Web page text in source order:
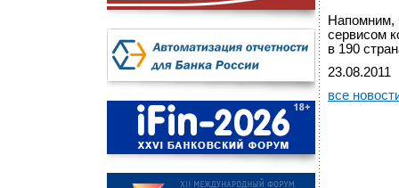
Напомним,
сервисом
в 190
23.08.2011
все